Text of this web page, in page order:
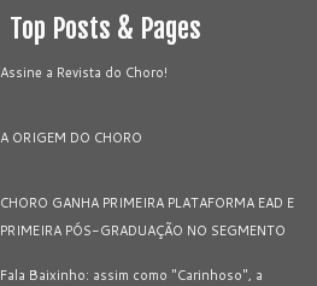
Top Posts & Pages
Assine a Revista do Choro!
A ORIGEM DO CHORO
CHORO GANHA PRIMEIRA PLATAFORMA EAD E
PRIMEIRA PÓS-GRADUAÇÃO NO SEGMENTO
Fala Baixinho: assim como "Carinhoso", a